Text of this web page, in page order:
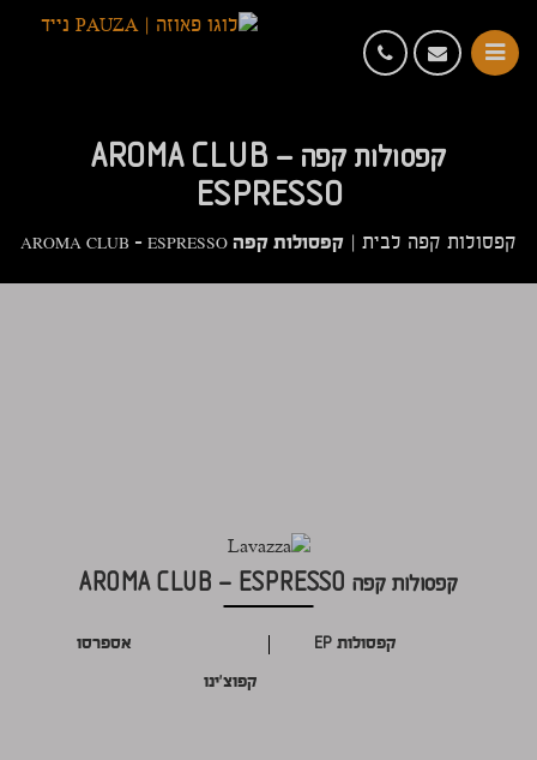
קפסולות קפה AROMA CLUB –
ESPRESSO
קפסולות קפה לבית קפסולות קפה AROMA CLUB – ESPRESSO
קפסולות קפה AROMA CLUB – ESPRESSO
קפסולות EP
אספרסו
קפוצ'ינו